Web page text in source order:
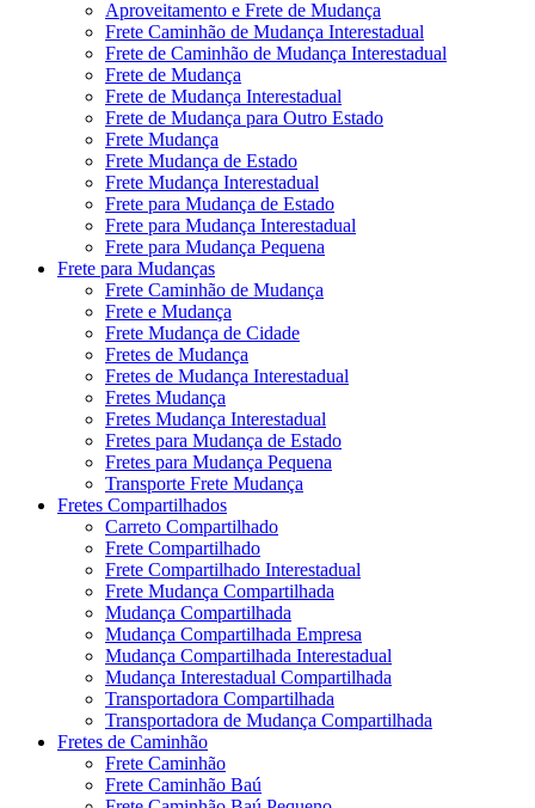
Aproveitamento e Frete de Mudança
Frete Caminhão de Mudança Interestadual
Frete de Caminhão de Mudança Interestadual
Frete de Mudança
Frete de Mudança Interestadual
Frete de Mudança para Outro Estado
Frete Mudança
Frete Mudança de Estado
Frete Mudança Interestadual
Frete para Mudança de Estado
Frete para Mudança Interestadual
Frete para Mudança Pequena
Frete para Mudanças
Frete Caminhão de Mudança
Frete e Mudança
Frete Mudança de Cidade
Fretes de Mudança
Fretes de Mudança Interestadual
Fretes Mudança
Fretes Mudança Interestadual
Fretes para Mudança de Estado
Fretes para Mudança Pequena
Transporte Frete Mudança
Fretes Compartilhados
Carreto Compartilhado
Frete Compartilhado
Frete Compartilhado Interestadual
Frete Mudança Compartilhada
Mudança Compartilhada
Mudança Compartilhada Empresa
Mudança Compartilhada Interestadual
Mudança Interestadual Compartilhada
Transportadora Compartilhada
Transportadora de Mudança Compartilhada
Fretes de Caminhão
Frete Caminhão
Frete Caminhão Baú